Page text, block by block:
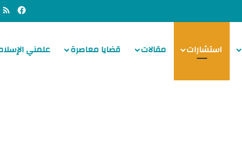
استشارات مقالات قضايا معاصرة علمني